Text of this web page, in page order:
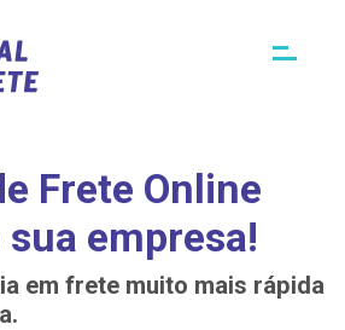
Frete Online
empresa!
em frete muito mais rápida